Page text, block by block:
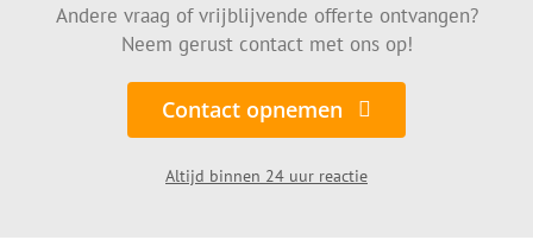
Andere vraag of vrijblijvende offerte ontvangen?
Neem gerust contact met ons op!
Contact opnemen
Altijd binnen 24 uur reactie